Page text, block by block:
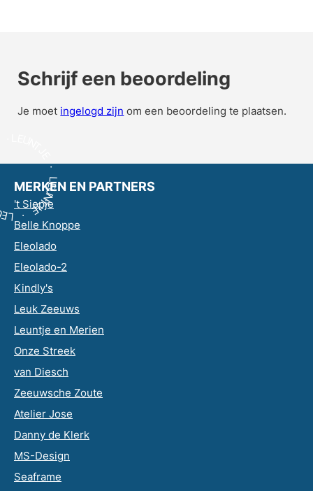
Schrijf een beoordeling
Je moet ingelogd zijn om een beoordeling te plaatsen.
·
L
E
U
N
T
J
E
·
L
E
LEUNTJE · LEUNTJE · LEUNTJE · LEUNTJE ·
MERKEN EN PARTNERS
't Siepje
Belle Knoppe
Eleolado
Eleolado-2
Kindly's
Leuk Zeeuws
Leuntje en Merien
Onze Streek
van Diesch
Zeeuwsche Zoute
Atelier Jose
Danny de Klerk
MS-Design
Seaframe